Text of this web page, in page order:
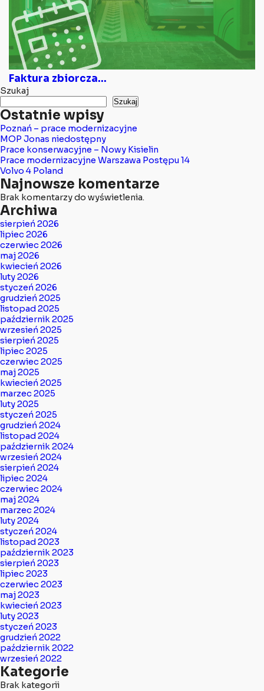
Faktura zbiorcza...
Szukaj
Szukaj
Ostatnie wpisy
Poznań – prace modernizacyjne
MOP Jonas niedostępny
Prace konserwacyjne – Nowy Kisielin
Prace modernizacyjne Warszawa Postępu 14
Volvo 4 Poland
Najnowsze komentarze
Brak komentarzy do wyświetlenia.
Archiwa
sierpień 2026
lipiec 2026
czerwiec 2026
maj 2026
kwiecień 2026
luty 2026
styczeń 2026
grudzień 2025
listopad 2025
październik 2025
wrzesień 2025
sierpień 2025
lipiec 2025
czerwiec 2025
maj 2025
kwiecień 2025
marzec 2025
luty 2025
styczeń 2025
grudzień 2024
listopad 2024
październik 2024
wrzesień 2024
sierpień 2024
lipiec 2024
czerwiec 2024
maj 2024
marzec 2024
luty 2024
styczeń 2024
listopad 2023
październik 2023
sierpień 2023
lipiec 2023
czerwiec 2023
maj 2023
kwiecień 2023
luty 2023
styczeń 2023
grudzień 2022
październik 2022
wrzesień 2022
Kategorie
Brak kategorii